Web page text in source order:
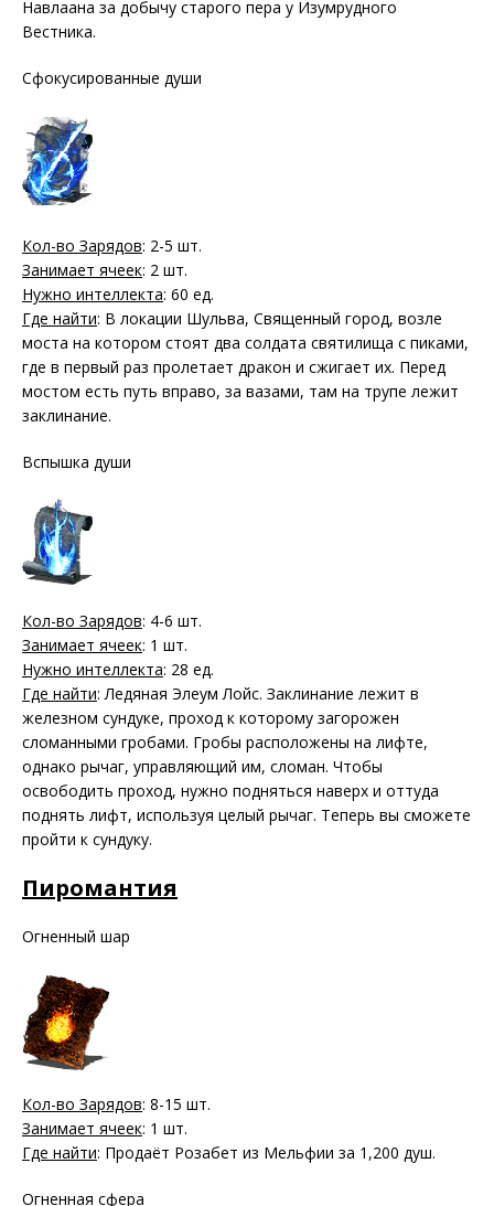
Навлаана за добычу старого пера у Изумрудного
Вестника.
Сфокусированные души
Кол-во Зарядов: 2-5 шт.
Занимает ячеек: 2 шт.
Нужно интеллекта: 60 ед.
Где найти: В локации Шульва, Священный город, возле
моста на котором стоят два солдата святилища с пиками,
где в первый раз пролетает дракон и сжигает их. Перед
мостом есть путь вправо, за вазами, там на трупе лежит
заклинание.
Вспышка души
Кол-во Зарядов: 4-6 шт.
Занимает ячеек: 1 шт.
Нужно интеллекта: 28 ед.
Где найти: Ледяная Элеум Лойс. Заклинание лежит в
железном сундуке, проход к которому загорожен
сломанными гробами. Гробы расположены на лифте,
однако рычаг, управляющий им, сломан. Чтобы
освободить проход, нужно подняться наверх и оттуда
поднять лифт, используя целый рычаг. Теперь вы сможете
пройти к сундуку.
Пиромантия
Огненный шар
Кол-во Зарядов: 8-15 шт.
Занимает ячеек: 1 шт.
Где найти: Продаёт Розабет из Мельфии за 1,200 душ.
Огненная сфера